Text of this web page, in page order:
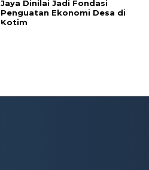
Jaya Dinilai Jadi Fondasi
Penguatan Ekonomi Desa di
Kotim